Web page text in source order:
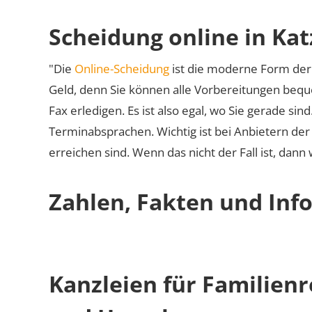
Scheidung online in
"Die Online-Scheidung ist die moderne Form
Geld, denn Sie können alle Vorbereitungen
Fax erledigen. Es ist also egal, wo Sie gerade
Terminabsprachen. Wichtig ist bei Anbietern
erreichen sind. Wenn das nicht der Fall ist, dann
Zahlen, Fakten und
Kanzleien für